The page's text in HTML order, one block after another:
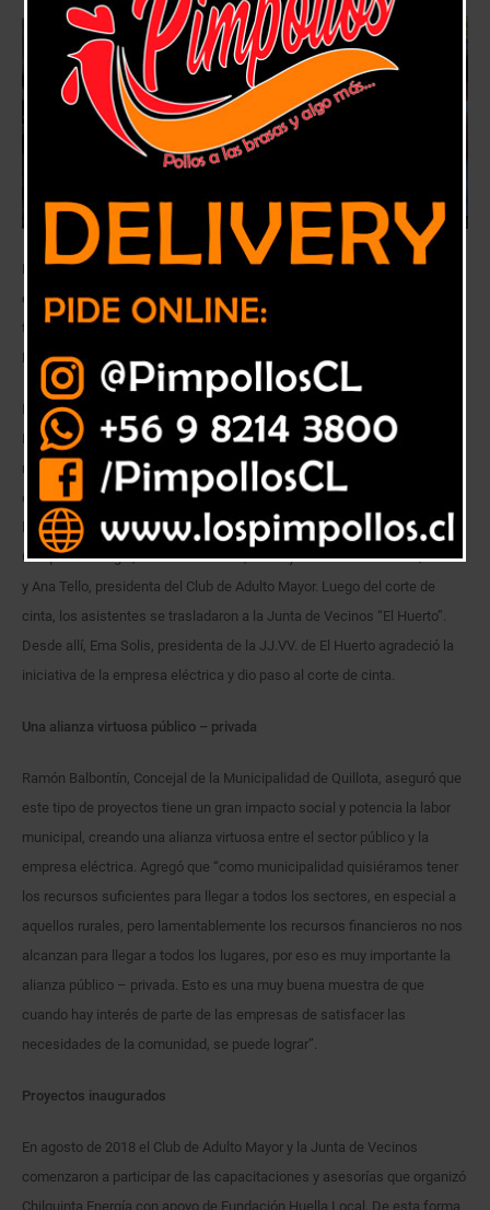
El Club de Adulto Mayor Campo Lindo y la Junta de Vecinos El Huerto
celebraron en conjunto la inauguración de 2 proyectos financiados a
través del “Fondo de Desarrollo Local” de la empresa Chilquinta
Energía.
La doble ceremonia de inauguración comenzó en el Club de Adulto
Mayor “Campo Lindo” de El Huerto, con la presencia de autoridades
municipales, representantes de Chilquinta Energía, miembros de las
organizaciones sociales, además de vecinos y vecinas del sector. En el
lugar dieron sus palabras José Guerrero, Jefe Zonal Quillota de
Chilquinta Energía; Ramón Balbontín, Concejal de la comuna de Quillota
y Ana Tello, presidenta del Club de Adulto Mayor. Luego del corte de
cinta, los asistentes se trasladaron a la Junta de Vecinos “El Huerto”.
Desde allí, Ema Solis, presidenta de la JJ.VV. de El Huerto agradeció la
iniciativa de la empresa eléctrica y dio paso al corte de cinta.
Una alianza virtuosa público – privada
Ramón Balbontín, Concejal de la Municipalidad de Quillota, aseguró que
este tipo de proyectos tiene un gran impacto social y potencia la labor
municipal, creando una alianza virtuosa entre el sector público y la
empresa eléctrica. Agregó que “como municipalidad quisiéramos tener
los recursos suficientes para llegar a todos los sectores, en especial a
aquellos rurales, pero lamentablemente los recursos financieros no nos
alcanzan para llegar a todos los lugares, por eso es muy importante la
alianza público – privada. Esto es una muy buena muestra de que
cuando hay interés de parte de las empresas de satisfacer las
necesidades de la comunidad, se puede lograr”.
Proyectos inaugurados
En agosto de 2018 el Club de Adulto Mayor y la Junta de Vecinos
comenzaron a participar de las capacitaciones y asesorías que organizó
Chilquinta Energía con apoyo de Fundación Huella Local. De esta forma